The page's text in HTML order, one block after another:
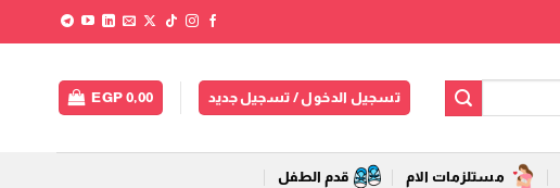
تسجيل الدخول / تسجيل جديد EGP 0,00
مستلزمات الام قدم الطفل